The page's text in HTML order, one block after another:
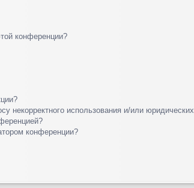
конференции?
некорректного использования и/или юридических
конференции?